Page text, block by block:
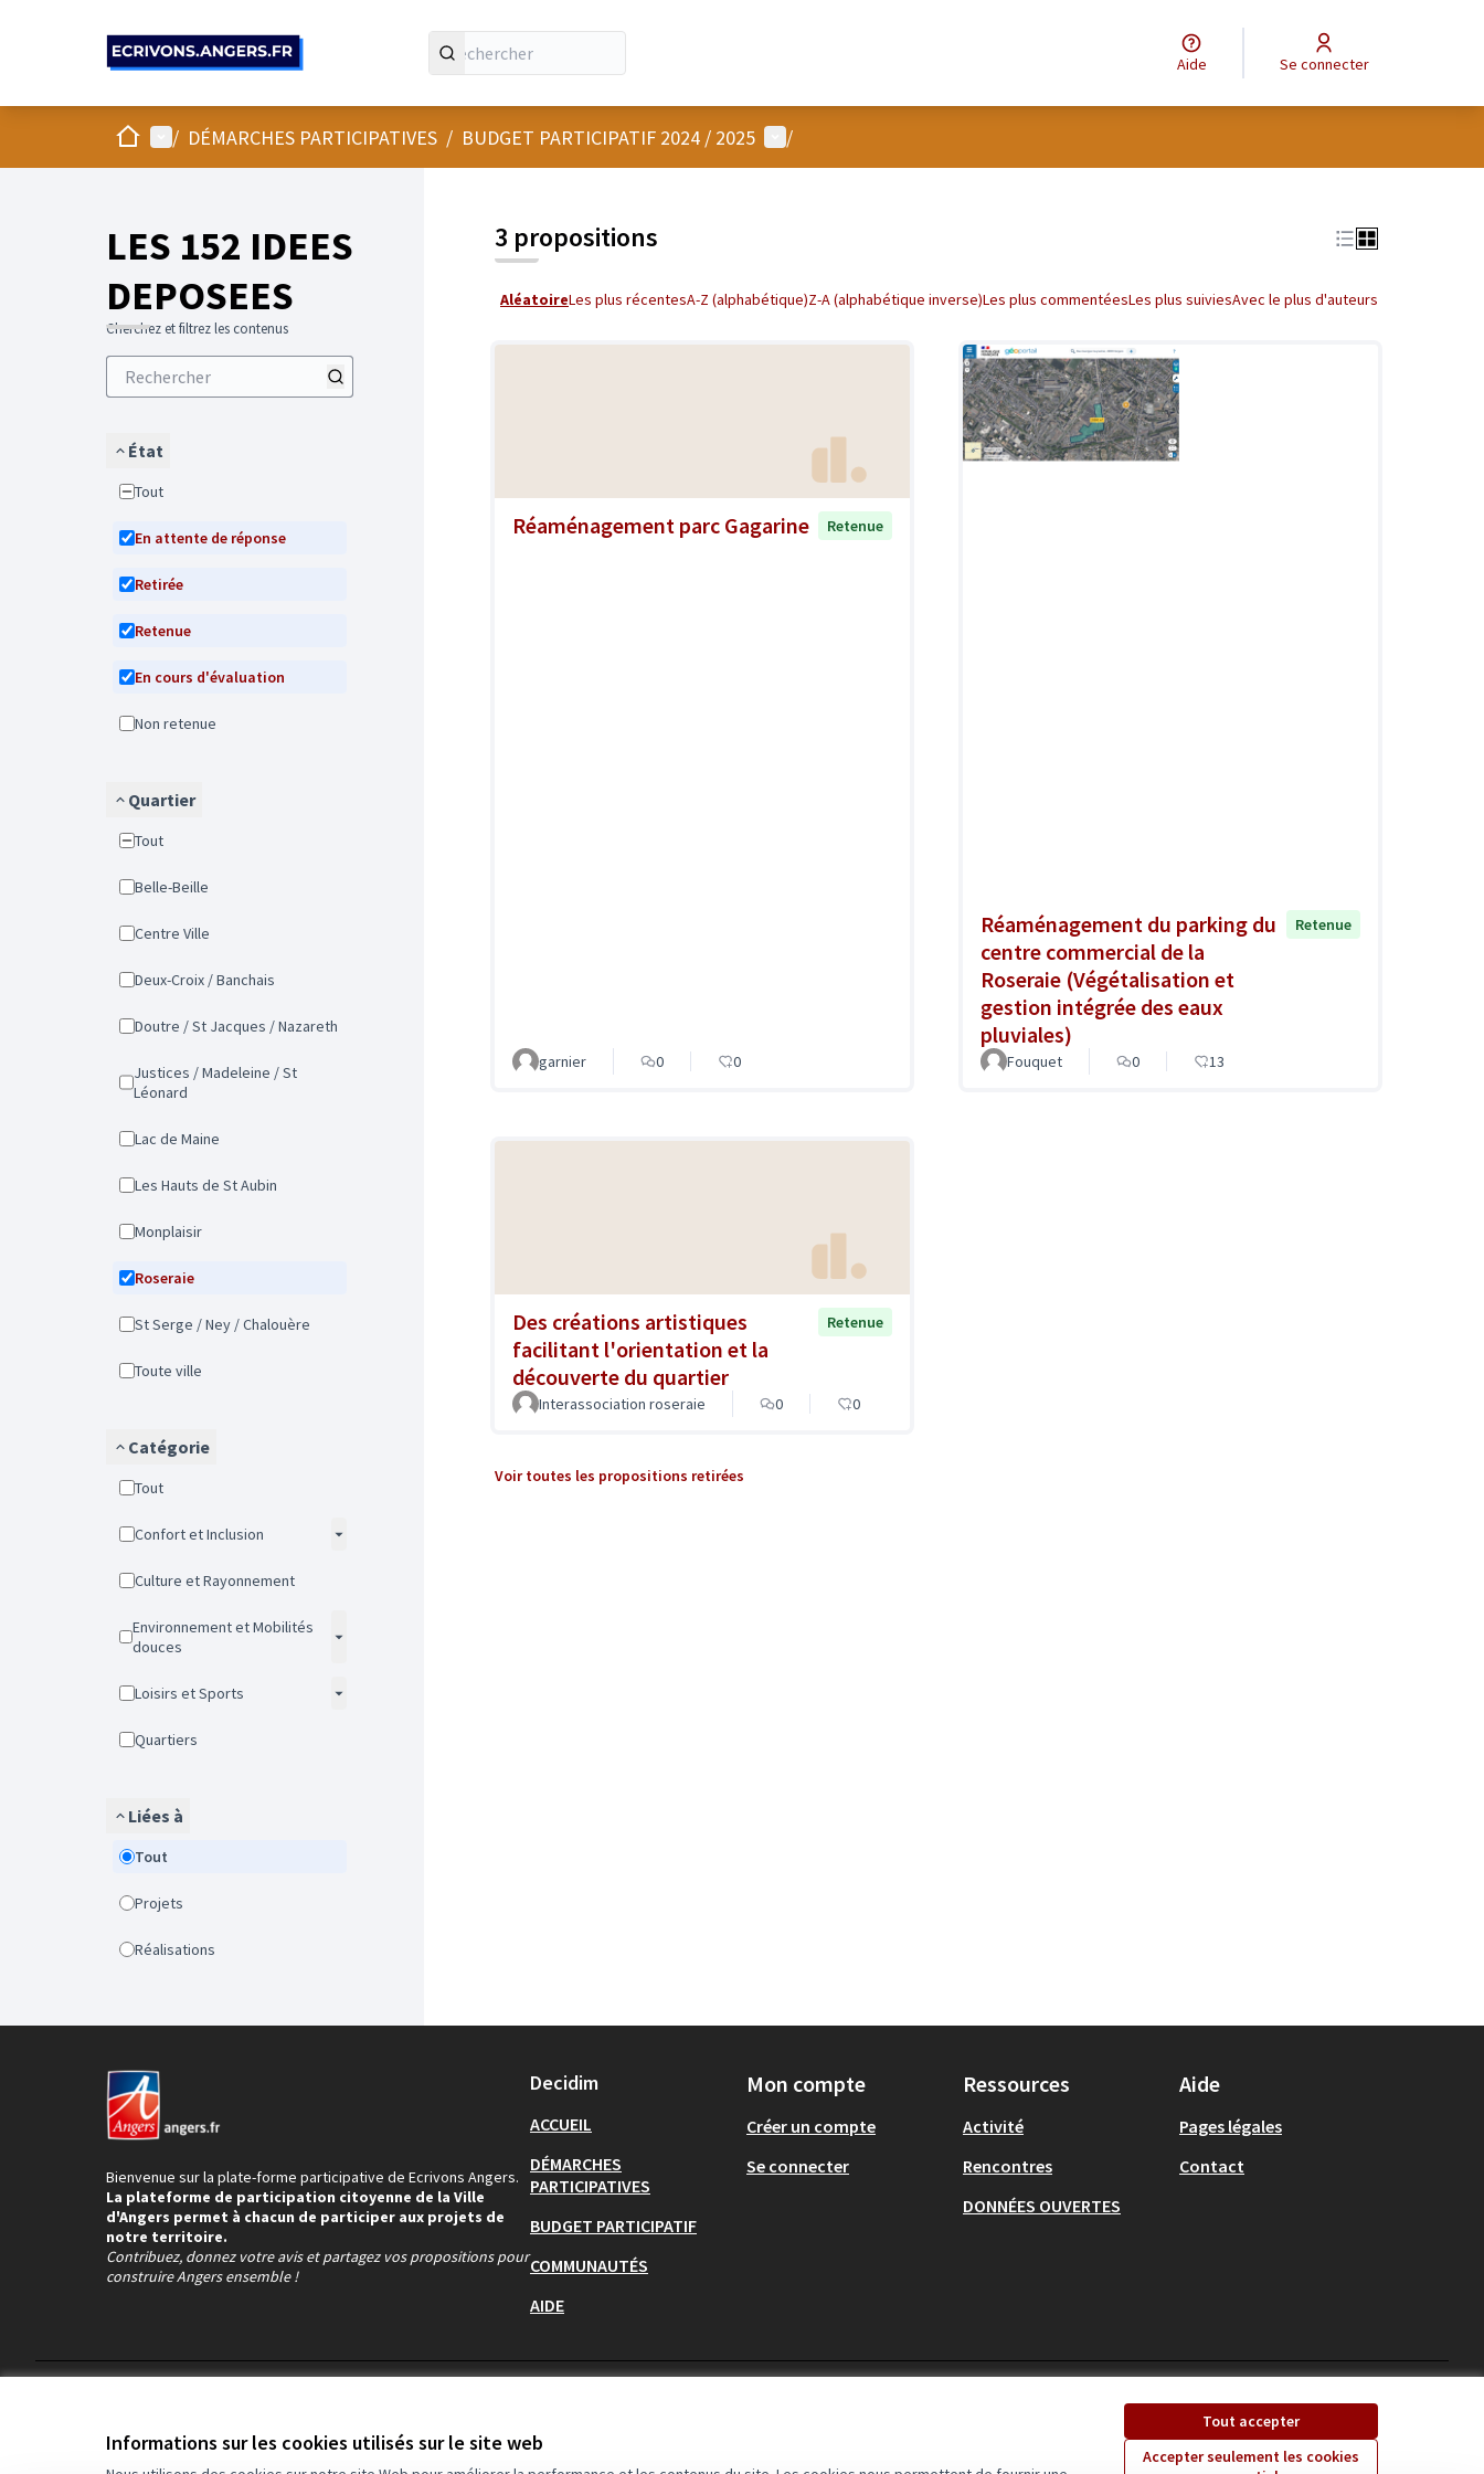
Informations sur les cookies utilisés sur le site web
Tout accepter
Accepter seulement les cookies
Aide Se connecter
AccueilMenu principal
/ DÉMARCHES PARTICIPATIVES / BUDGET PARTICIPATIF 2024 / 2025 Menu utilisateur
/
LES 152 IDEES
DEPOSEES
Cherchez et filtrez les contenus
État
Tout
En attente de réponse
Retirée
Retenue
En cours d'évaluation
Non retenue
Quartier
Tout
Belle-Beille
Centre Ville
Deux-Croix / Banchais
Doutre / St Jacques / Nazareth
Justices / Madeleine / St
Léonard
Lac de Maine
Les Hauts de St Aubin
Monplaisir
Roseraie
St Serge / Ney / Chalouère
Toute ville
Catégorie
Tout
Confort et Inclusion
Culture et Rayonnement
Environnement et Mobilités
douces
Loisirs et Sports
Quartiers
Liées à
Tout
Projets
Réalisations
3 propositions
AléatoireLes plus récentesA-Z (alphabétique)Z-A (alphabétique inverse)Les plus commentéesLes plus suiviesAvec le plus d'auteurs
Réaménagement parc Gagarine Retenue
garnier 0 0
Réaménagement du parking du
centre commercial de la
Roseraie (Végétalisation et
gestion intégrée des eaux
pluviales)
Retenue
Fouquet 0 13
Des créations artistiques
facilitant l'orientation et la
découverte du quartier
Retenue
Interassociation roseraie 0 0
Voir toutes les propositions retirées
Bienvenue sur la plate-forme participative de Ecrivons Angers.
La plateforme de participation citoyenne de la Ville
d'Angers permet à chacun de participer aux projets de
notre territoire.
Contribuez, donnez votre avis et partagez vos propositions pour
construire Angers ensemble !
Decidim
ACCUEIL
DÉMARCHES
PARTICIPATIVES
BUDGET PARTICIPATIF
COMMUNAUTÉS
AIDE
Mon compte
Créer un compte
Se connecter
Ressources
Activité
Rencontres
DONNÉES OUVERTES
Aide
Pages légales
Contact
(Lien externe)(Lien externe)